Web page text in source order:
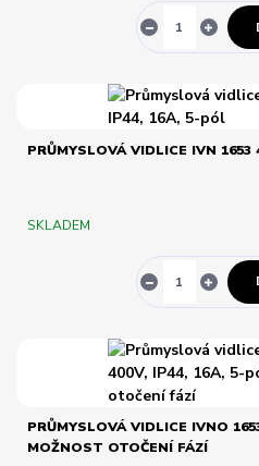
PRŮMYSLOVÁ VIDLICE IVN
SKLADEM
PRŮMYSLOVÁ VIDLICE IVNO
MOŽNOST OTOČENÍ FÁZÍ